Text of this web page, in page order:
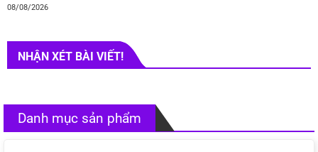
08/08/2026
NHẬN XÉT BÀI VIẾT!
Danh mục sản phẩm